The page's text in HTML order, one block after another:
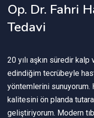
Op. Dr. Fahri
Tedavi
20 yılı aşkın süredir
edindiğim tecrübeyle
yöntemlerini sunuyorum.
kalitesini ön planda
geliştiriyorum. Modern